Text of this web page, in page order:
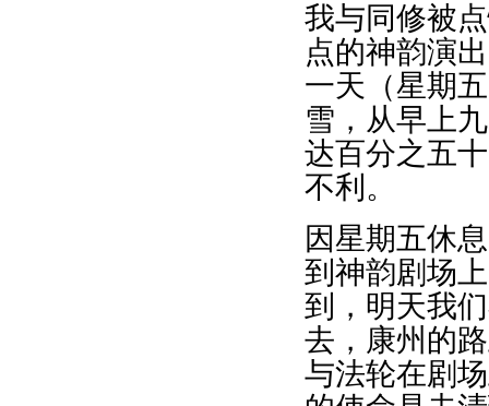
我与同修被
点的神韵演
一天（星期
雪，从早上
达百分之五
不利。
因星期五休
到神韵剧场
到，明天我
去，康州的
与法轮在剧